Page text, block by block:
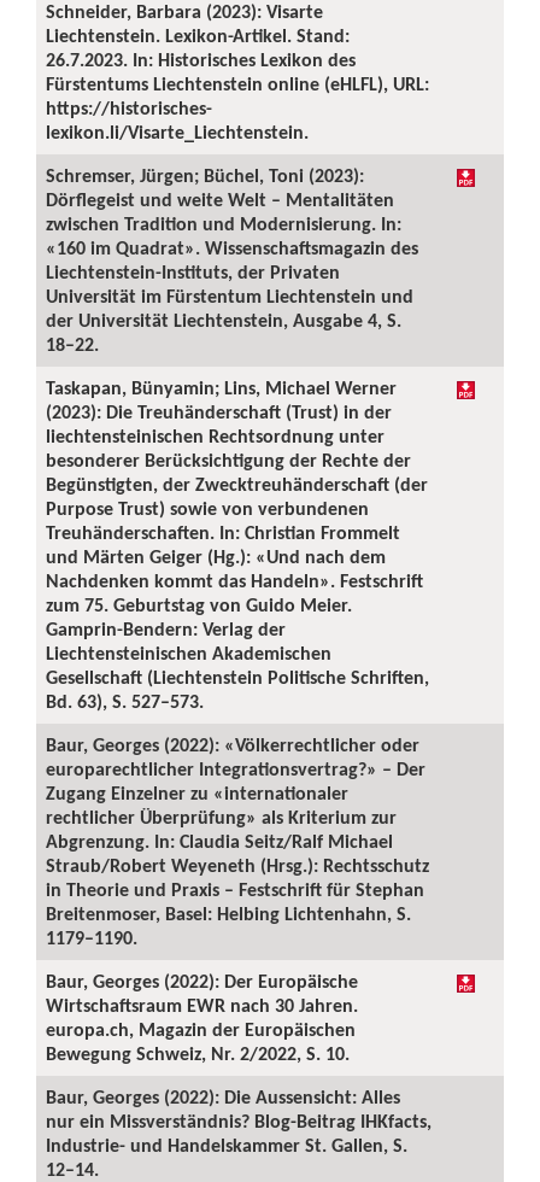
Schneider, Barbara (2023): Visarte
Liechtenstein. Lexikon-Artikel. Stand:
26.7.2023. In: Historisches Lexikon des
Fürstentums Liechtenstein online (eHLFL), URL:
https://historisches-
lexikon.li/Visarte_Liechtenstein.
Schremser, Jürgen; Büchel, Toni (2023):
Dörflegeist und weite Welt – Mentalitäten
zwischen Tradition und Modernisierung. In:
«160 im Quadrat». Wissenschaftsmagazin des
Liechtenstein-Instituts, der Privaten
Universität im Fürstentum Liechtenstein und
der Universität Liechtenstein, Ausgabe 4, S.
18–22.
Taskapan, Bünyamin; Lins, Michael Werner
(2023): Die Treuhänderschaft (Trust) in der
liechtensteinischen Rechtsordnung unter
besonderer Berücksichtigung der Rechte der
Begünstigten, der Zwecktreuhänderschaft (der
Purpose Trust) sowie von verbundenen
Treuhänderschaften. In: Christian Frommelt
und Märten Geiger (Hg.): «Und nach dem
Nachdenken kommt das Handeln». Festschrift
zum 75. Geburtstag von Guido Meier.
Gamprin-Bendern: Verlag der
Liechtensteinischen Akademischen
Gesellschaft (Liechtenstein Politische Schriften,
Bd. 63), S. 527–573.
Baur, Georges (2022): «Völkerrechtlicher oder
europarechtlicher Integrationsvertrag?» – Der
Zugang Einzelner zu «internationaler
rechtlicher Überprüfung» als Kriterium zur
Abgrenzung. In: Claudia Seitz/Ralf Michael
Straub/Robert Weyeneth (Hrsg.): Rechtsschutz
in Theorie und Praxis – Festschrift für Stephan
Breitenmoser, Basel: Helbing Lichtenhahn, S.
1179–1190.
Baur, Georges (2022): Der Europäische
Wirtschaftsraum EWR nach 30 Jahren.
europa.ch, Magazin der Europäischen
Bewegung Schweiz, Nr. 2/2022, S. 10.
Baur, Georges (2022): Die Aussensicht: Alles
nur ein Missverständnis? Blog-Beitrag IHKfacts,
Industrie- und Handelskammer St. Gallen, S.
12–14.